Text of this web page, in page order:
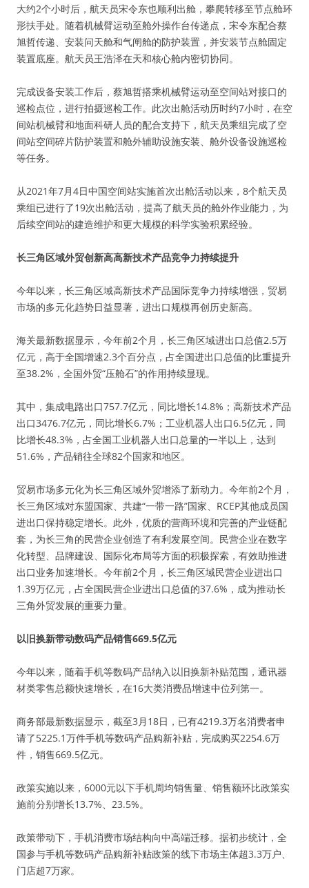
大约2个小时后，航天员宋令东也顺利出舱，攀爬转移至节点舱环
形扶手处。随着机械臂运动至舱外操作台传递点，宋令东配合蔡
旭哲传递、安装问天舱和气闸舱的防护装置，并安装节点舱固定
装置底座。航天员王浩泽在天和核心舱内密切协同。
完成设备安装工作后，蔡旭哲搭乘机械臂运动至空间站对接口的
巡检点位，进行拍摄巡检工作。此次出舱活动历时约7小时，在空
间站机械臂和地面科研人员的配合支持下，航天员乘组完成了空
间站空间碎片防护装置和舱外辅助设施安装、舱外设备设施巡检
等任务。
从2021年7月4日中国空间站实施首次出舱活动以来，8个航天员
乘组已进行了19次出舱活动，提高了航天员的舱外作业能力，为
后续空间站的建造维护和更大规模的科学实验积累经验。
长三角区域外贸创新高高新技术产品竞争力持续提升
今年以来，长三角区域高新技术产品国际竞争力持续增强，贸易
市场的多元化趋势日益显著，进出口规模再创历史新高。
海关最新数据显示，今年前2个月，长三角区域进出口总值2.5万
亿元，高于全国增速2.3个百分点，占全国进出口总值的比重提升
至38.2%，全国外贸“压舱石”的作用持续显现。
其中，集成电路出口757.7亿元，同比增长14.8%；高新技术产品
出口3476.7亿元，同比增长6.7%；工业机器人出口6.5亿元，同
比增长48.3%，占全国工业机器人出口总量的一半以上，达到
51.6%，产品销往全球82个国家和地区。
贸易市场多元化为长三角区域外贸增添了新动力。今年前2个月，
长三角区域对东盟国家、共建“一带一路”国家、RCEP其他成员国
进出口保持稳定增长。此外，优质的营商环境和完善的产业链配
套，为长三角的民营企业创造了有利发展空间。民营企业在数字
化转型、品牌建设、国际化布局等方面的积极探索，有效助推进
出口业务加速增长。今年前2个月，长三角区域民营企业进出口
1.39万亿元，占全国民营企业进出口总值的37.6%，成为推动长
三角外贸发展的重要力量。
以旧换新带动数码产品销售669.5亿元
今年以来，随着手机等数码产品纳入以旧换新补贴范围，通讯器
材类零售总额快速增长，在16大类消费品增速中位列第一。
商务部最新数据显示，截至3月18日，已有4219.3万名消费者申
请了5225.1万件手机等数码产品购新补贴，完成购买2254.6万
件，销售669.5亿元。
政策实施以来，6000元以下手机周均销售量、销售额环比政策实
施前分别增长13.7%、23.5%。
政策带动下，手机消费市场结构向中高端迁移。据初步统计，全
国参与手机等数码产品购新补贴政策的线下市场主体超3.3万户、
门店超7万家。